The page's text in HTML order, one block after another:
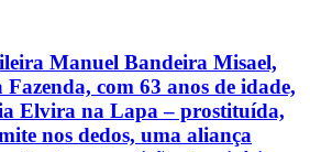
Manuel Bandeira Misael,
com 63 anos de idade,
Elvira na Lapa – prostituída,
nos dedos, uma aliança